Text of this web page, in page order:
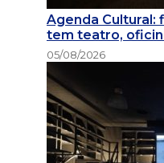
Agenda Cultural:
tem teatro,
05/08/2026